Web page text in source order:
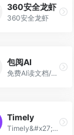
360安全龙虾
360安全龙虾
包阅AI
免费AI读文档/翻译/改写
Timely
Timely&#x27;s time tracking software helps teams stay connected and report accurately across client, project and employee hours.